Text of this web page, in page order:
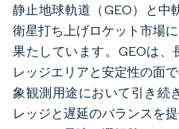
静止地球軌道（GEO）と中
衛星打ち上げロケット市場
果たしています。GEOは
レッジエリアと安定性の面
象観測用途において引き続
レッジと遅延のバランスを